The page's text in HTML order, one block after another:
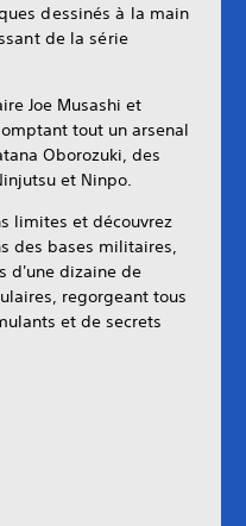
dessinés à la main
de la série
Joe Musashi et
tout un arsenal
Oborozuki, des
et Ninpo.
limites et découvrez
des bases militaires,
d'une dizaine de
regorgeant tous
et de secrets